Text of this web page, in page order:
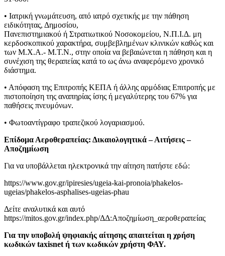
• Ιατρική γνωμάτευση, από ιατρό σχετικής με την πάθηση
ειδικότητας, Δημοσίου,
Πανεπιστημιακού ή Στρατιωτικού Νοσοκομείου, Ν.Π.Ι.Δ. μη
κερδοσκοπικού χαρακτήρα, συμβεβλημένων κλινικών καθώς και
των Μ.Χ.Α.- Μ.Τ.Ν., στην οποία να βεβαιώνεται η πάθηση και η
συνέχιση της θεραπείας κατά το ως άνω αναφερόμενο χρονικό
διάστημα.
• Απόφαση της Επιτροπής ΚΕΠΑ ή άλλης αρμόδιας Επιτροπής με
πιστοποίηση της αναπηρίας ίσης ή μεγαλύτερης του 67% για
παθήσεις πνευμόνων.
• Φωτοαντίγραφο τραπεζικού λογαριασμού.
Επίδομα Αεροθεραπείας: Δικαιολογητικά – Αιτήσεις –
Αποζημίωση
Για να υποβάλλεται ηλεκτρονικά την αίτηση πατήστε εδώ:
https://www.gov.gr/ipiresies/ugeia-kai-pronoia/phakelos-
ugeias/phakelos-asphalises-ugeias-phau
Δείτε αναλυτικά και αυτό
https://mitos.gov.gr/index.php/ΔΔ:Αποζημίωση_αεροθεραπείας
Για την υποβολή ψηφιακής αίτησης απαιτείται η χρήση
κωδικών taxisnet ή των κωδικών χρήστη ΦΑΥ.